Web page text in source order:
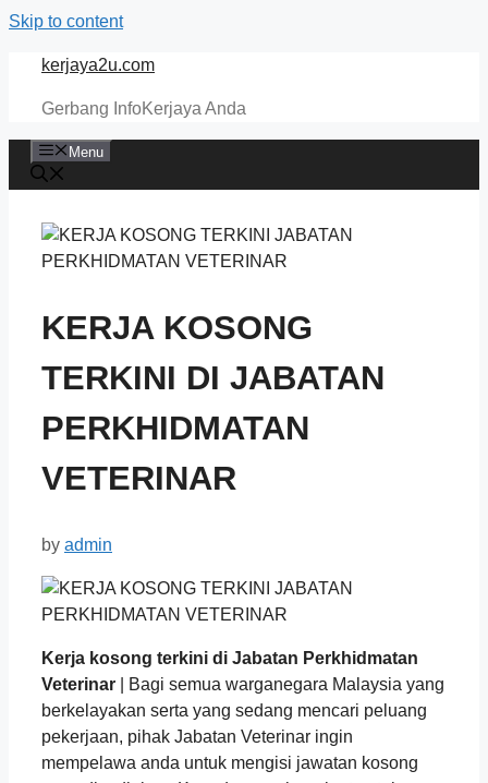
Skip to content
kerjaya2u.com
Gerbang InfoKerjaya Anda
Menu
KERJA KOSONG
TERKINI DI JABATAN
PERKHIDMATAN
VETERINAR
by admin
Kerja kosong terkini di Jabatan Perkhidmatan
Veterinar | Bagi semua warganegara Malaysia yang
berkelayakan serta yang sedang mencari peluang
pekerjaan, pihak Jabatan Veterinar ingin
mempelawa anda untuk mengisi jawatan kosong